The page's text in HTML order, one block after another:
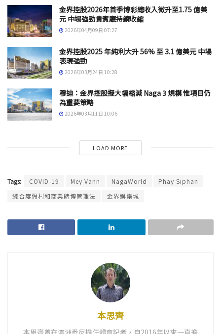
金界控股2026年首季博彩總收入微升至1.75 億美
元 中場強勁貴賓廳持續收縮
2026年04月09日 07:27
金界控股2025 年純利大升 56% 至 3.1 億美元 中場
表現強勁
2026年03月24日 10:28
穆迪：金界控股擬大幅縮減 Naga 3 規模 惟項目仍
為重要策略
2026年03月11日 10:06
LOAD MORE
Tags: COVID-19 Mey Vann NagaWorld
Phay Siphan
綜合度假村和商業賭博管理法
金界娛樂城
本思齊
本思齊曾在澳洲悉尼擔任體育記者，自2016年以來一直擔